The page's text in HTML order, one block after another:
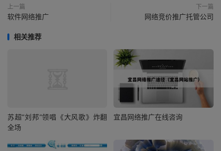
上一篇
软件网络推广
下一篇
网络竞价推广托管公司
相关推荐
苏超“刘邦”领唱《大风歌》炸翻
全场
宜昌网络推广在线咨询